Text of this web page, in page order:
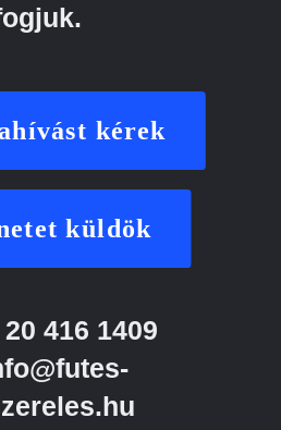
kérek
küldök
416 1409